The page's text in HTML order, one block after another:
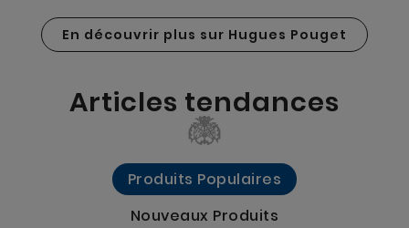
En découvrir plus sur Hugues Pouget
Articles tendances
Produits Populaires
Nouveaux Produits